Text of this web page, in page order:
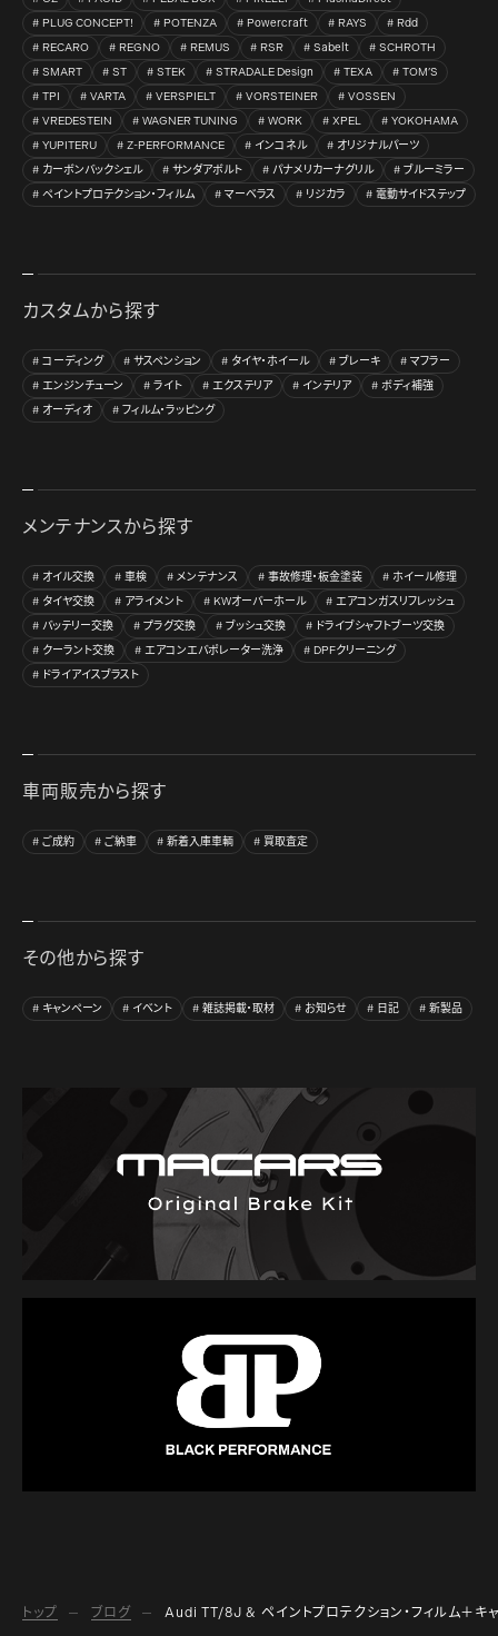
PLUG CONCEPT!
POTENZA Powercraft RAYS
Rdd
RECARO
REGNO REMUS RSR Sabelt
SCHROTH
SMART
ST STEK STRADALE Design TEXA
TOM’S
TPI
VARTA VERSPIELT VORSTEINER
VOSSEN
VREDESTEIN
WAGNER TUNING WORK XPEL
YOKOHAMA
YUPITERU
Z-PERFORMANCE インコネル
オリジナルパーツ
カーボンバックシェル
サンダアボルト パナメリカーナグリル
ブルーミラー
ペイントプロテクション・フィルム
マーベラス リジカラ 電動サイドステップ
カスタムから探す
コーディング サスペンション タイヤ・ホイール ブレーキ
マフラー
エンジンチューン
ライト エクステリア インテリア
ボディ補強
オーディオ
フィルム・ラッピング
メンテナンスから探す
オイル交換 車検 メンテナンス 事故修理・板金塗装
ホイール修理
タイヤ交換
アライメント KWオーバーホール
エアコンガスリフレッシュ
バッテリー交換
プラグ交換 ブッシュ交換
ドライブシャフトブーツ交換
クーラント交換
エアコンエバポレーター洗浄
DPFクリーニング
ドライアイスブラスト
車両販売から探す
ご成約 ご納車 新着入庫車輌 買取査定
その他から探す
キャンペーン イベント 雑誌掲載・取材 お知らせ 日記 新製品
トップ ブログ Audi TT/8J & ペイントプロテクション・フィルム＋キ